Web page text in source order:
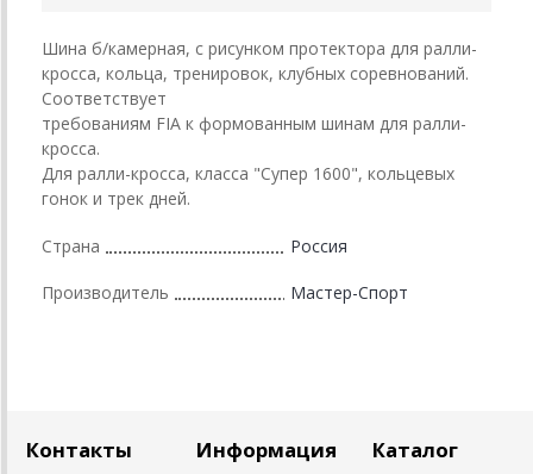
Шина б/камерная, с рисунком протектора для ралли-
кросса, кольца, тренировок, клубных соревнований.
Соответствует
требованиям FIA к формованным шинам для ралли-
кросса.
Для ралли-кросса, класса "Супер 1600", кольцевых
гонок и трек дней.
Страна Россия
Производитель Мастер-Спорт
Контакты Информация Каталог